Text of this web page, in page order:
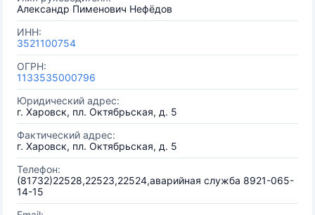
Александр Пименович Нефёдов
ИНН:
3521100754
ОГРН:
1133535000796
Юридический адрес:
г. Харовск, пл. Октябрьская, д. 5
Фактический адрес:
г. Харовск, пл. Октябрьская, д. 5
Телефон:
(81732)22528,22523,22524,аварийная служба 8921-065-
14-15